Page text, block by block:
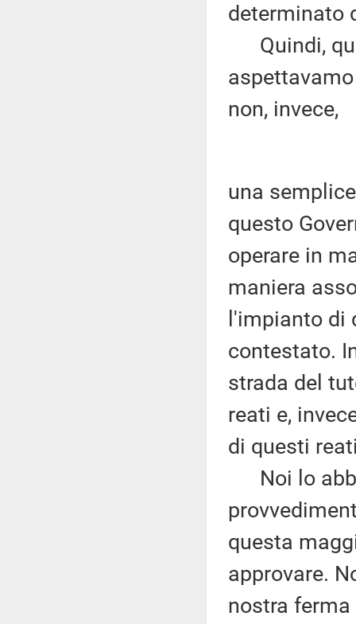
determinato
Quindi,
non, invece,
una
questo
operare in
maniera
l'impianto di
contestato.
strada del
reati e,
di questi
Noi lo
questa
approvare.
nostra